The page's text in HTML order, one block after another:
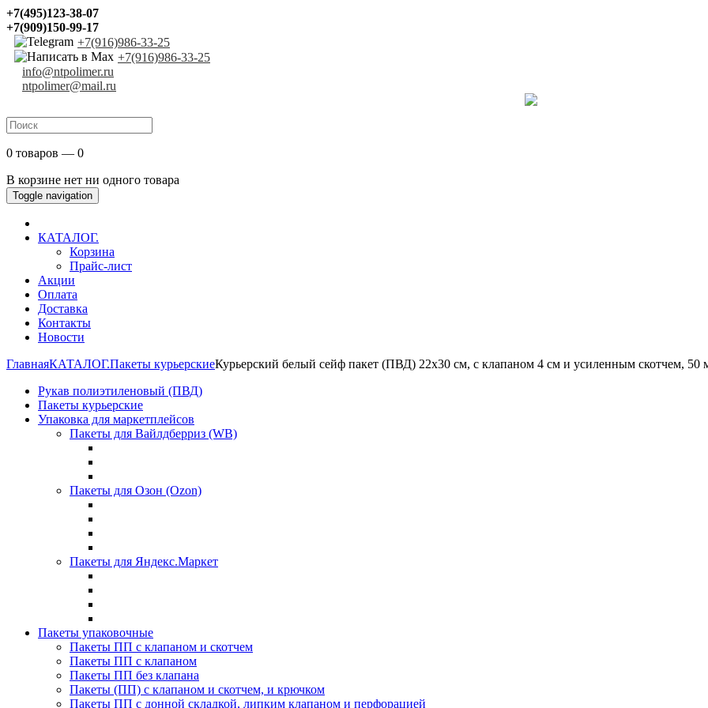
+7(495)123-38-07
+7(909)150-99-17
+7(916)986-33-25
+7(916)986-33-25
info@ntpolimer.ru
ntpolimer@mail.ru
0 товаров — 0
В корзине нет ни одного товара
Toggle navigation
КАТАЛОГ.
Корзина
Прайс-лист
Акции
Оплата
Доставка
Контакты
Новости
ГлавнаяКАТАЛОГ.Пакеты курьерскиеКурьерский белый сейф пакет (ПВД) 22х30 см, с клапаном 4 см и усиленным скотчем, 50
Рукав полиэтиленовый (ПВД)
Пакеты курьерские
Упаковка для маркетплейсов
Пакеты для Вайлдберриз (WB)
Пакеты для Озон (Ozon)
Пакеты для Яндекс.Маркет
Пакеты упаковочные
Пакеты ПП с клапаном и скотчем
Пакеты ПП с клапаном
Пакеты ПП без клапана
Пакеты (ПП) с клапаном и скотчем, и крючком
Пакеты ПП с донной складкой, липким клапаном и перфорацией